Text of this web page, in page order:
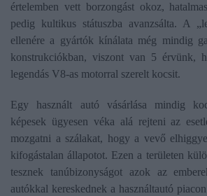
értelemben vett borzongást okoz,
pedig kultikus státuszba avanzsálta. A
ellenére a gyártók kínálata még mindig
konstrukciókban, viszont van 5 érvünk,
legendás V8-as motorral szerelt kocsit.
Egy használt autó vásárlása mindig
képesek ügyesen véka alá rejteni az
mozgatni a szálakat, hogy a vevő
kifogástalan állapotot. Ezen a területen
tesznek tanúbizonyságot azok az
autókkal kereskednek a használtautó